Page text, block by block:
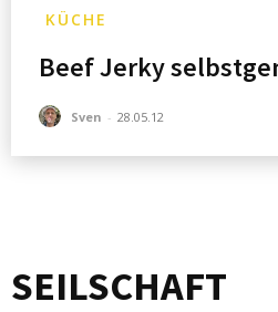
KÜCHE
Beef Jerky
Sven - 28.05.12
SEILSCHAFT